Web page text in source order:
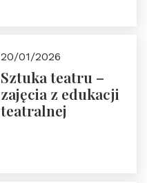
20/01/2026
Sztuka teatru –
zajęcia z edukacji
teatralnej